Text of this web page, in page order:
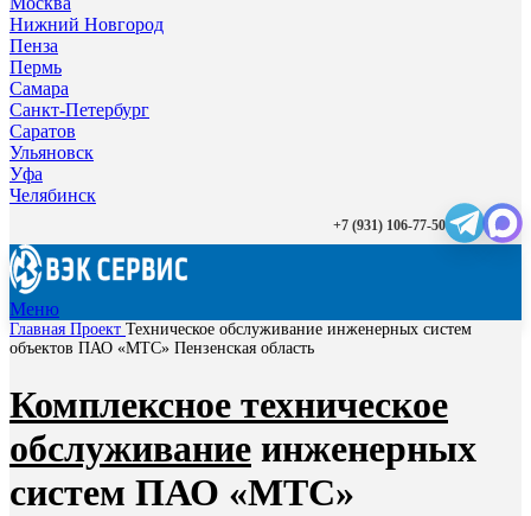
Нижний Новгород
Пенза
Пермь
Самара
Санкт-Петербург
Саратов
Ульяновск
Уфа
Челябинск
+7 (931) 106-77-50
Меню
Главная Проект Техническое обслуживание инженерных систем
объектов ПАО «МТС» Пензенская область
Комплексное техническое
обслуживание инженерных
систем ПАО «МТС»